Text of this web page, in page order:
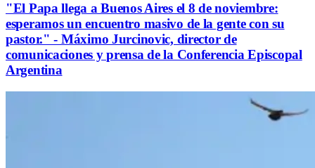
"El Papa llega a Buenos Aires el 8 de noviembre:
esperamos un encuentro masivo de la gente con su
pastor." - Máximo Jurcinovic, director de
comunicaciones y prensa de la Conferencia Episcopal
Argentina